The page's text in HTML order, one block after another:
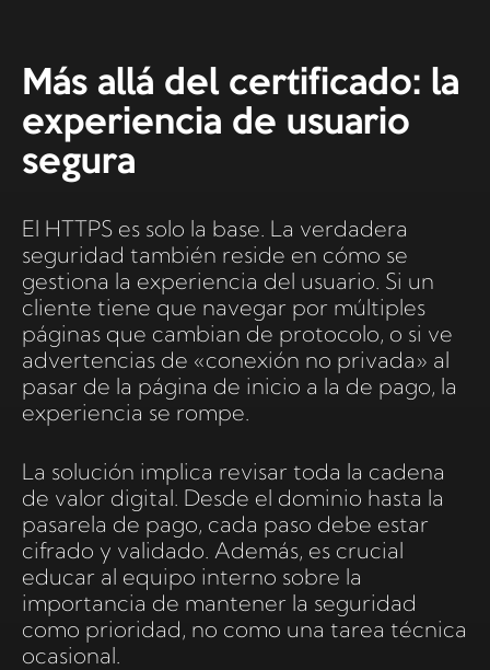
Más allá del certificado: la
experiencia de usuario
segura
El HTTPS es solo la base. La verdadera
seguridad también reside en cómo se
gestiona la experiencia del usuario. Si un
cliente tiene que navegar por múltiples
páginas que cambian de protocolo, o si ve
advertencias de «conexión no privada» al
pasar de la página de inicio a la de pago, la
experiencia se rompe.
La solución implica revisar toda la cadena
de valor digital. Desde el dominio hasta la
pasarela de pago, cada paso debe estar
cifrado y validado. Además, es crucial
educar al equipo interno sobre la
importancia de mantener la seguridad
como prioridad, no como una tarea técnica
ocasional.